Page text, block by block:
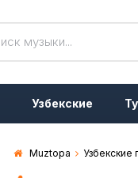
Узбекские
Muztopa Узбекские